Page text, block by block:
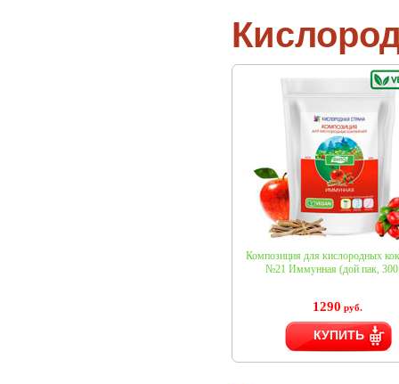
Композиция для кислородных
№21 Иммунная (дой пак, 300
1290 руб.
КУПИТЬ